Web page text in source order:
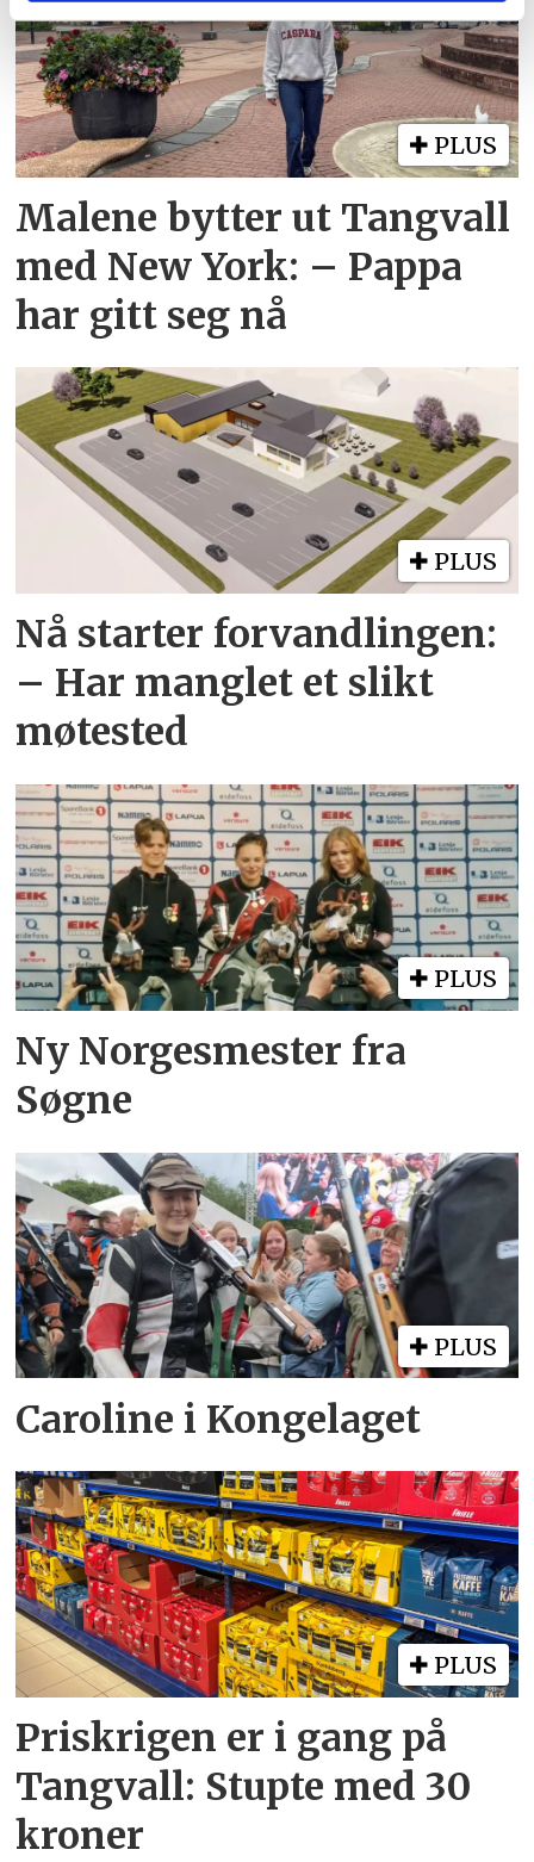
tjenestene deres.
PLUS
Malene bytter ut Tangvall
med New York: – Pappa
har gitt seg nå
PLUS
Nå starter forvandlingen:
– Har manglet et slikt
møtested
PLUS
Ny Norgesmester fra
Søgne
PLUS
Caroline i Kongelaget
PLUS
Priskrigen er i gang på
Tangvall: Stupte med 30
kroner